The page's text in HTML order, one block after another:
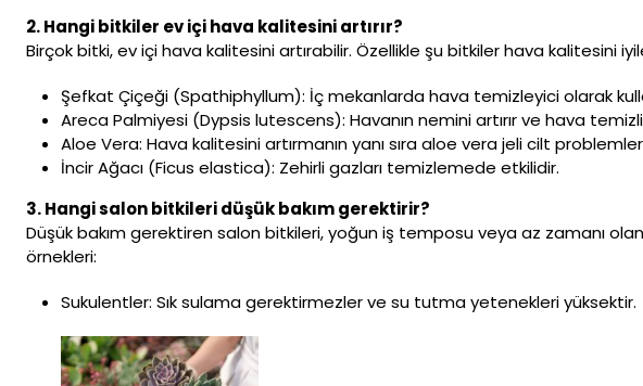
2. Hangi bitkiler ev içi hava kalitesini artırır?
Birçok bitki, ev içi hava kalitesini artırabilir. Özellikle şu bitkiler hava kalitesini
Şefkat Çiçeği (Spathiphyllum): İç mekanlarda hava temizleyici olarak
Areca Palmiyesi (Dypsis lutescens): Havanın nemini artırır ve hava
Aloe Vera: Hava kalitesini artırmanın yanı sıra aloe vera jeli cilt problemleri
İncir Ağacı (Ficus elastica): Zehirli gazları temizlemede etkilidir.
3. Hangi salon bitkileri düşük bakım gerektirir?
Düşük bakım gerektiren salon bitkileri, yoğun iş temposu veya az zamanı
örnekleri:
Sukulentler: Sık sulama gerektirmezler ve su tutma yetenekleri yüksektir.